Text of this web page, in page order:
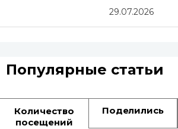
29.07.2026
Популярные статьи
Количество
посещений
Поделились